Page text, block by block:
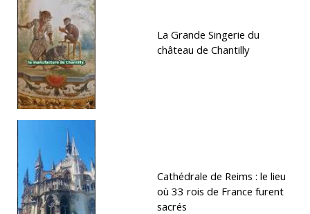
La Grande Singerie du
château de Chantilly
Cathédrale de Reims : le lieu
où 33 rois de France furent
sacrés